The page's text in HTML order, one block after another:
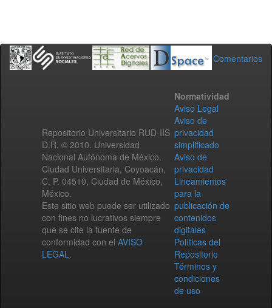
Comentarios
Repositorio Universitario RUD-IIS
D.R. © 2010. Universidad
Nacional Autónoma de México.
Ciudad Universitaria, Coyoacán,
C. P. 04510, Ciudad de México,
México.
Este sitio web puede ser utilizado
con fines no lucrativos siempre
que se cite la fuente de
conformidad con el AVISO
LEGAL.
Normatividad
Aviso Legal
Aviso de
privacidad
simplificado
Aviso de
privacidad
Lineamientos
para la
publicación de
contenidos
digitales
Políticas del
Repositorio
Términos y
condiciones
de uso